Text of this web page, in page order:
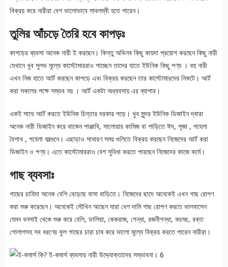
বিক্রয় করে নারীরা বেশ ভালোভাবে সাবলম্বী হতে পারেন।
তুলির আঁচড়ে তৈরি হবে কাপড়ঃ
কাপড়ের ব্যবসা অনেক নারী ই করছেন। কিন্তু অভিনব কিছু কায়দা প্রয়োগ করছেন কিছু নারী
যেখানে খুব সুলভ মূল্যে কাস্টোমাররাও পাচ্ছেন তাদের হাতে ইউনিক কিছু পণ্য । বহু নারী
এখন নিজ হাতে আর্ট করছেন কাপড়ে এবং বিক্রয় করছেন তার কাস্টোমারদের নিকটে। আর্ট
করা সকলের পক্ষে সম্ভব নয় । আর্ট একটা অধ্যবসায় এর ব্যাপার।
একই সাথে আর্ট করতে ইউনিক চিন্তার দরকার পড়ে। খুব সুন্দর ইউনিক ডিজাইন দ্বারা
অনেক নারী ডিজাইন করে থাকেন পাঞ্জাবি, সালোয়ার কামিজ বা শাড়িতে ঈদ, পূজা , পহেলা
বৈশাখ , পহেলা ফাল্গুনে। এছাড়াও সাধারণ সময় গুলিতে বিক্রয় করছেন নিজেদের আর্ট করা
ডিজাইন ও পণ্য। এতে কাস্টোমাররাও বেশ সুবিধা করতে পারছেন নিজেদের কাজে কর্মে।
গাছ ব্যবসাঃ
গাছের চাহিদা অনেক বেশি বেড়েছে বাসা বাড়িতে। নিজেদের ছাদে অনেকেই এখন গাছ রোপণ
করা শুরু করেছেন। অনেকেই সৌখিন আছেন যারা বেশ দামি গাছ রোপণ করতে ভালবাসেন
যেমন বনসাই থেকে শুরু করে বেলি, ডালিয়া, কেকরাজ, গেন্ধা, রজনীগন্ধা, কচমচ, রক্ত
গোলাপসহ সব ধরণের ফুল গাছের চারা চাষ করে ভালো মূল্যে বিক্রয় করতে পারেন নারীরা।